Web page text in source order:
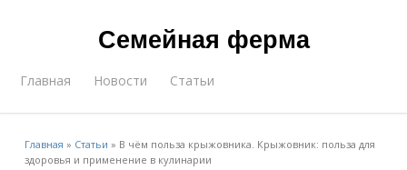
Семейная ферма
Главная Новости Статьи
Главная » Статьи » В чём польза крыжовника. Крыжовник: польза для
здоровья и применение в кулинарии